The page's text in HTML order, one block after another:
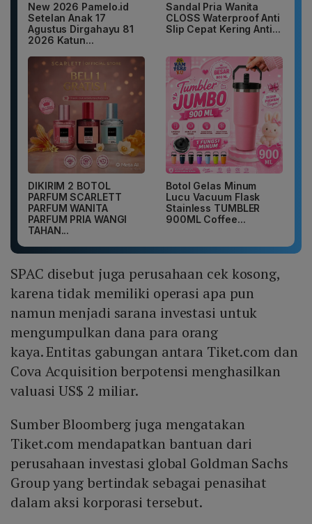
New 2026 Pamelo.id
Setelan Anak 17
Agustus Dirgahayu 81
2026 Katun...
Sandal Pria Wanita
CLOSS Waterproof Anti
Slip Cepat Kering Anti...
DIKIRIM 2 BOTOL
PARFUM SCARLETT
PARFUM WANITA
PARFUM PRIA WANGI
TAHAN...
Botol Gelas Minum
Lucu Vacuum Flask
Stainless TUMBLER
900ML Coffee...
SPAC disebut juga perusahaan cek kosong,
karena tidak memiliki operasi apa pun
namun menjadi sarana investasi untuk
mengumpulkan dana para orang
kaya. Entitas gabungan antara Tiket.com dan
Cova Acquisition berpotensi menghasilkan
valuasi US$ 2 miliar.
Sumber Bloomberg juga mengatakan
Tiket.com mendapatkan bantuan dari
perusahaan investasi global Goldman Sachs
Group yang bertindak sebagai penasihat
dalam aksi korporasi tersebut.